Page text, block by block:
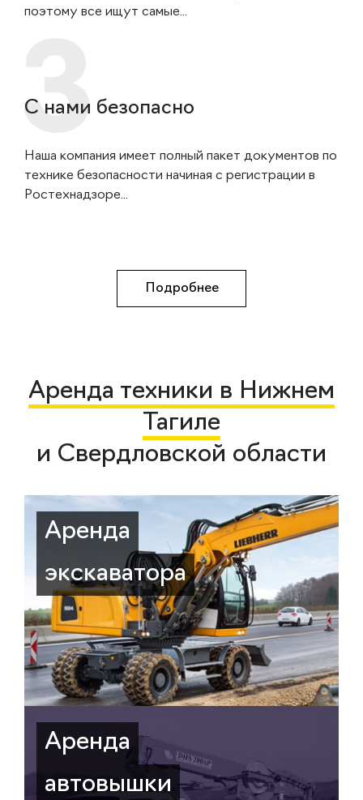
поэтому все ищут самые...
С нами безопасно
Наша компания имеет полный пакет документов по
технике безопасности начиная с регистрации в
Ростехнадзоре...
Подробнее
Аренда техники в Нижнем
Тагиле
и Свердловской области
Аренда
экскаватора
Аренда
автовышки